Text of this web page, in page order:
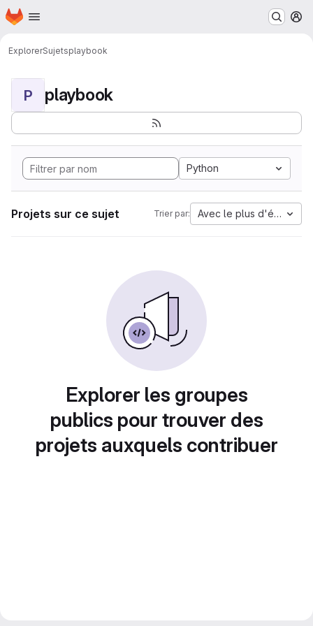
Passer au contenu principal
Page d'accueil
ExplorerSujetsplaybook
P playbook
Python
Projets sur ce sujet Trier par: Avec le plus d'étoiles
Explorer les groupes
publics pour trouver des
projets auxquels contribuer